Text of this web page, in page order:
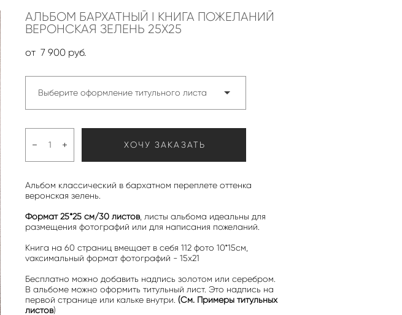
АЛЬБОМ БАРХАТНЫЙ I КНИГА ПОЖЕЛАНИЙ
ВЕРОНСКАЯ ЗЕЛЕНЬ 25Х25
от 7 900 pуб.
Выберите оформление титульного листа
ХОЧУ ЗАКАЗАТЬ
Альбом классический в бархатном переплете оттенка
веронская зелень.
Формат 25*25 см/30 листов, листы альбома идеальны для
размещения фотографий или для написания пожеланий.
Книга на 60 страниц вмещает в себя 112 фото 10*15см,
vаксимальный формат фотографий - 15х21
Бесплатно можно добавить надпись золотом или серебром.
В альбоме можно оформить титульный лист. Это надпись на
первой странице или кальке внутри. (См. Примеры титульных
листов)